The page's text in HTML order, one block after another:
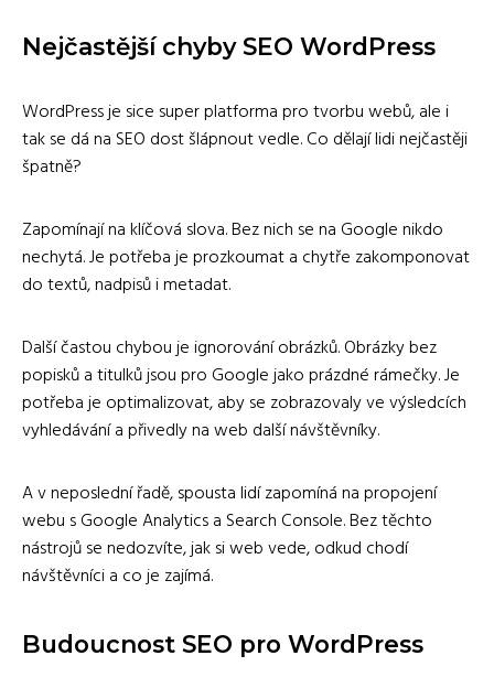
Nejčastější chyby SEO WordPress
WordPress je sice super platforma pro tvorbu webů, ale i
tak se dá na SEO dost šlápnout vedle. Co dělají lidi nejčastěji
špatně?
Zapomínají na klíčová slova. Bez nich se na Google nikdo
nechytá. Je potřeba je prozkoumat a chytře zakomponovat
do textů, nadpisů i metadat.
Další častou chybou je ignorování obrázků. Obrázky bez
popisků a titulků jsou pro Google jako prázdné rámečky. Je
potřeba je optimalizovat, aby se zobrazovaly ve výsledcích
vyhledávání a přivedly na web další návštěvníky.
A v neposlední řadě, spousta lidí zapomíná na propojení
webu s Google Analytics a Search Console. Bez těchto
nástrojů se nedozvíte, jak si web vede, odkud chodí
návštěvníci a co je zajímá.
Budoucnost SEO pro WordPress